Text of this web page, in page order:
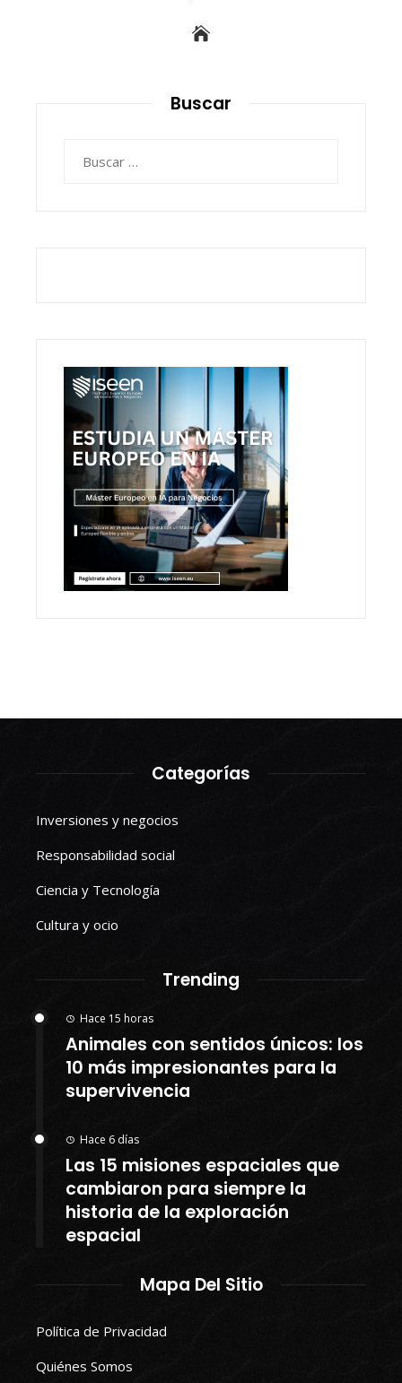
Buscar
Categorías
Inversiones y negocios
Responsabilidad social
Ciencia y Tecnología
Cultura y ocio
Trending
Hace 15 horas
Animales con sentidos únicos: los
10 más impresionantes para la
supervivencia
Hace 6 días
Las 15 misiones espaciales que
cambiaron para siempre la
historia de la exploración
espacial
Mapa Del Sitio
Política de Privacidad
Quiénes Somos